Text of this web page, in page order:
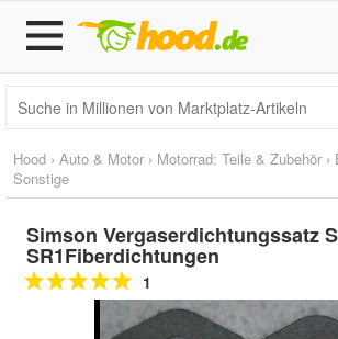
Hood › Auto & Motor › Motorrad: Teile & Zubehör ›
Sonstige
Simson Vergaserdichtungssatz
SR1Fiberdichtungen
1